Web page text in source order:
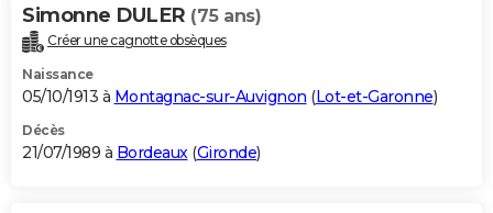
Simonne DULER (75 ans)
Créer une cagnotte obsèques
Naissance
05/10/1913 à Montagnac-sur-Auvignon (Lot-et-Garonne)
Décès
21/07/1989 à Bordeaux(Gironde)